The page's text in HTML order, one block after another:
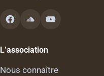
L’association
Nous connaître